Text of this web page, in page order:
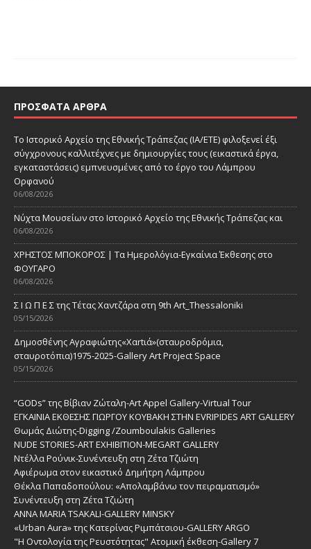
ΠΡΌΣΦΑΤΑ ΆΡΘΡΑ
Το Ιστορικό Αρχείο της Εθνικής Τράπεζας (ΙΑ/ΕΤΕ) φιλοξενεί έξι
σύγχρονους καλλιτέχνες με δημιουργίες τους (εικαστικά έργα,
εγκαταστάσεις) εμπνευσμένες από το έργο του Λάμπρου
Ορφανού
06/08/2026
Νύχτα Μουσείων στο Ιστορικό Αρχείο της Εθνικής Τράπεζας και
06/08/2026
ΧΡΗΣΤΟΣ ΜΠΟΚΟΡΟΣ | Τα Ημερολόγια-Εγκαίνια Έκθεσης στο
ΦΟΥΓΑΡΟ
06/08/2026
Σ Ι Ω Π Ε Σ της Τέτας Χαντζάρα στη 9th Art_Thessaloniki
05/15/2026
Δημοσθένης Αγραφιώτης«Xαrtιά»(σταυροδρόμια,
σταυροτόπια)1975-2025-Gallery Art Project Space
05/15/2026
“GODs” της Βίβιαν Ζώταλη-Art Appel Gallery-Virtual Tour
ΕΓΚΑΙΝΙΑ ΕΚΘΕΣΗΣ ΓΙΩΡΓΟΥ ΚΟΥΒΑΚΗ ΣΤΗΝ EVRIPIDES ART GALLERY
Θωμάς Διώτης-Digging /Zoumboulakis Galleries
NUDE STORIES-ΑRT EXHIBITION-MEGART GALLERY
Ντέλλα Ρούνικ-Συνέντευξη στη Ζέτα Τζιώτη
Αφιέρωμα στον εικαστικό Δημήτρη Λάμπρου
Θέκλα Παπαδοπούλου: «Απολαμβάνω τον πειραματισμό»
Συνέντευξη στη Ζέτα Τζιώτη
ANNA MARIA TSAKALI-GALLERY MINSKY
«Urban Aura» της Κατερίνας Ριμπάτσιου-GALLERY ARGO
"Η Οντολογία της Ρευστότητας" Ατομική έκθεση-Gallery 7